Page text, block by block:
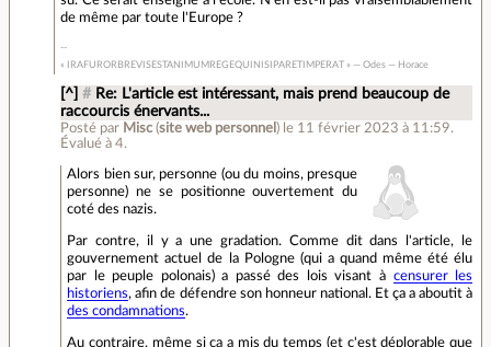
de même par toute l'Europe ?
« IRAFURORBREVISESTANIMUMREGEQUINISIPARETIMPERAT » — Odes — Horace
[^] # Re: L'article est intéressant, mais prend beaucoup de
raccourcis énervants...
Posté par Misc(site web personnel ) le 11 février 2023 à 11:59.
Évalué à4.
Alors bien sur, personne (ou du moins, presque
personne) ne se positionne ouvertement du
coté des nazis.
Par contre, il y a une gradation. Comme dit dans l'article, le
gouvernement actuel de la Pologne (qui a quand même été élu
par le peuple polonais) a passé des lois visant à censurer les
historiens, afin de défendre son honneur national. Et ça a aboutit à
des condamnations.
Au contraire, même si ça a mis du temps (et c'est déplorable que